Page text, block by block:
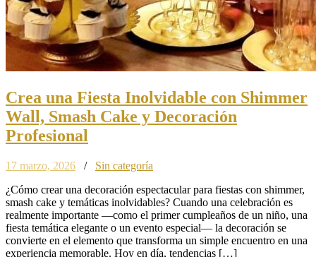
Crea una Fiesta Inolvidable con Shimmer
Wall, Smash Cake y Decoración
Profesional
17 marzo, 2026 / Sin categoría
¿Cómo crear una decoración espectacular para fiestas con shimmer,
smash cake y temáticas inolvidables? Cuando una celebración es
realmente importante —como el primer cumpleaños de un niño, una
fiesta temática elegante o un evento especial— la decoración se
convierte en el elemento que transforma un simple encuentro en una
experiencia memorable. Hoy en día, tendencias […]